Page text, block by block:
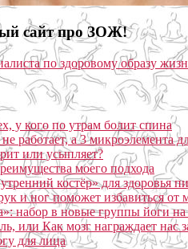
сайт про ЗОЖ!
у кого по утрам болит спина
работает, а 3 микроэлемента
или усыпляет?
моего подхода
костёр» для здоровья
и ног поможет избавиться от
набор в новые группы йоги
или Как мозг награждает нас
для лица